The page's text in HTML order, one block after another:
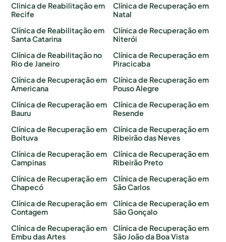
Clinica de Reabilitação em
Recife
Clínica de Reabilitação em
Santa Catarina
Clínica de Reabilitação no
Rio de Janeiro
Clínica de Recuperação em
Americana
Clínica de Recuperação em
Bauru
Clínica de Recuperação em
Boituva
Clínica de Recuperação em
Campinas
Clínica de Recuperação em
Chapecó
Clínica de Recuperação em
Contagem
Clínica de Recuperação em
Embu das Artes
Clínica de Recuperação em
Natal
Clínica de Recuperação em
Niterói
Clínica de Recuperação em
Piracicaba
Clínica de Recuperação em
Pouso Alegre
Clínica de Recuperação em
Resende
Clínica de Recuperação em
Ribeirão das Neves
Clínica de Recuperação em
Ribeirão Preto
Clínica de Recuperação em
São Carlos
Clínica de Recuperação em
São Gonçalo
Clínica de Recuperação em
São João da Boa Vista